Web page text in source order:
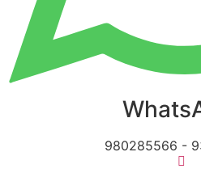
980285566 -